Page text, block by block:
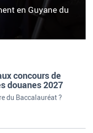
en Guyane du
du Baccalauréat ?
concours de
douanes 2027